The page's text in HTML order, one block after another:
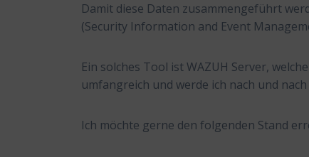
Damit diese Daten zusammengeführt
(Security Information and Event
Ein solches Tool ist WAZUH Server,
umfangreich und werde ich nach und
Ich möchte gerne den folgenden Stand